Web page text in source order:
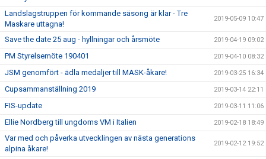
Landslagstruppen för kommande säsong är klar - Tre
Maskare uttagna!
2019-05-09 10:47
Save the date 25 aug - hyllningar och årsmöte 2019-04-19 09:02
PM Styrelsemöte 190401 2019-04-10 08:32
JSM genomfört - ädla medaljer till MASK-åkare! 2019-03-25 16:34
Cupsammanställning 2019 2019-03-14 22:11
FIS-update 2019-03-11 11:06
Ellie Nordberg till ungdoms VM i Italien 2019-02-18 18:49
Var med och påverka utvecklingen av nästa generations
alpina åkare!
2019-02-12 19:52